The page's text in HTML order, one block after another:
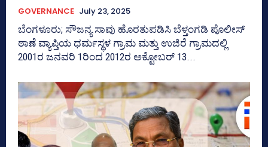
GOVERNANCE July 23, 2025
ಬೆಂಗಳೂರು; ಸೌಜನ್ಯ ಸಾವು ಹೊರತುಪಡಿಸಿ ಬೆಳ್ತಂಗಡಿ ಪೊಲೀಸ್‌
ಠಾಣೆ ವ್ಯಾಪ್ತಿಯ ಧರ್ಮಸ್ಥಳ ಗ್ರಾಮ ಮತ್ತು ಉಜಿರೆ ಗ್ರಾಮದಲ್ಲಿ
2001ರ ಜನವರಿ 1ರಿಂದ 2012ರ ಅಕ್ಟೋಬರ್‍‌ 13...